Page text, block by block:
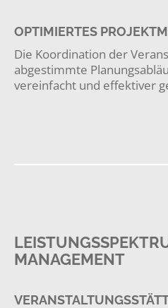
OPTIMIERTES
Die Koordination der
abgestimmte
vereinfacht und effektiver
MANAGEMENT